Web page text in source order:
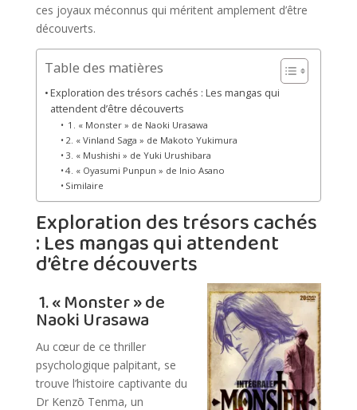
ces joyaux méconnus qui méritent amplement d’être
découverts.
Table des matières
Exploration des trésors cachés : Les mangas qui
attendent d’être découverts
1. « Monster » de Naoki Urasawa
2. « Vinland Saga » de Makoto Yukimura
3. « Mushishi » de Yuki Urushibara
4. « Oyasumi Punpun » de Inio Asano
Similaire
Exploration des trésors cachés
: Les mangas qui attendent
d’être découverts
1. « Monster » de
Naoki Urasawa
Au cœur de ce thriller
psychologique palpitant, se
trouve l’histoire captivante du
Dr Kenzō Tenma, un